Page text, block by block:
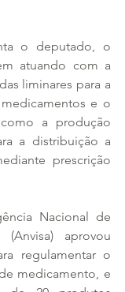
o deputado, o
atuando com a
liminares para a
e o
a produção
a distribuição a
prescrição
Nacional de
(Anvisa) aprovou
regulamentar o
medicamento, e